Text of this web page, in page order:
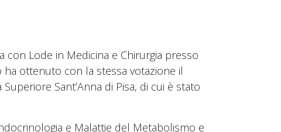
Lode in Medicina e Chirurgia presso
ha ottenuto con la stessa votazione il
Sant’Anna di Pisa, di cui è stato
e Malattie del Metabolismo e